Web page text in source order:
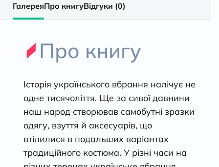
ГалереяПро книгуВідгуки (0)
Про книгу
Історія українського вбрання налічує не
одне тисячоліття. Ще за сивої давнини
наш народ створював самобутні зразки
одягу, взуття й аксесуарів, що
втілилися в подальших варіантах
традиційного костюма. У різні часи на